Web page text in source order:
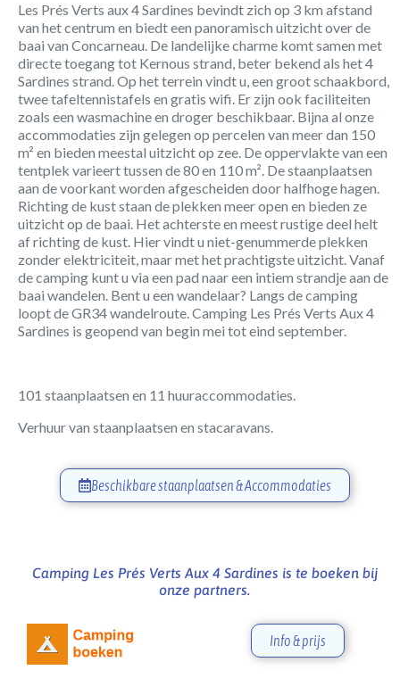
Les Prés Verts aux 4 Sardines bevindt zich op 3 km afstand
van het centrum en biedt een panoramisch uitzicht over de
baai van Concarneau. De landelijke charme komt samen met
directe toegang tot Kernous strand, beter bekend als het 4
Sardines strand. Op het terrein vindt u, een groot schaakbord,
twee tafeltennistafels en gratis wifi. Er zijn ook faciliteiten
zoals een wasmachine en droger beschikbaar. Bijna al onze
accommodaties zijn gelegen op percelen van meer dan 150
m² en bieden meestal uitzicht op zee. De oppervlakte van een
tentplek varieert tussen de 80 en 110 m². De staanplaatsen
aan de voorkant worden afgescheiden door halfhoge hagen.
Richting de kust staan de plekken meer open en bieden ze
uitzicht op de baai. Het achterste en meest rustige deel helt
af richting de kust. Hier vindt u niet-genummerde plekken
zonder elektriciteit, maar met het prachtigste uitzicht. Vanaf
de camping kunt u via een pad naar een intiem strandje aan de
baai wandelen. Bent u een wandelaar? Langs de camping
loopt de GR34 wandelroute. Camping Les Prés Verts Aux 4
Sardines is geopend van begin mei tot eind september.
101 staanplaatsen en 11 huuraccommodaties.
Verhuur van staanplaatsen en stacaravans.
Beschikbare staanplaatsen & Accommodaties
Camping Les Prés Verts Aux 4 Sardines is te boeken bij
onze partners.
Info & prijs